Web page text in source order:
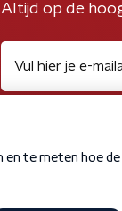
Altijd op de